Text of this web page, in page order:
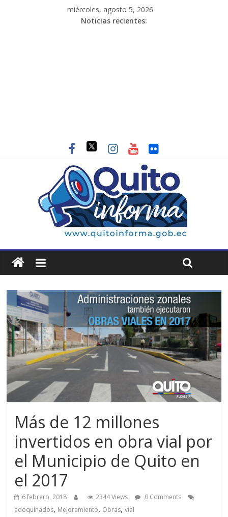
miércoles, agosto 5, 2026
Noticias recientes:
Más de 12 millones
invertidos en obra vial por
el Municipio de Quito en
el 2017
6 febrero, 2018 2344 Views
0 Comments
adoquinados, Mejoramiento, Obras,vial